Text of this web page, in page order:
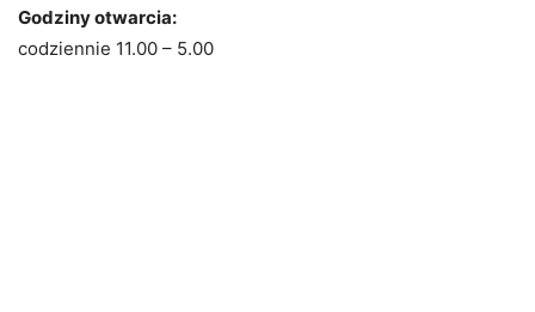
Godziny otwarcia:
codziennie 11.00 – 5.00